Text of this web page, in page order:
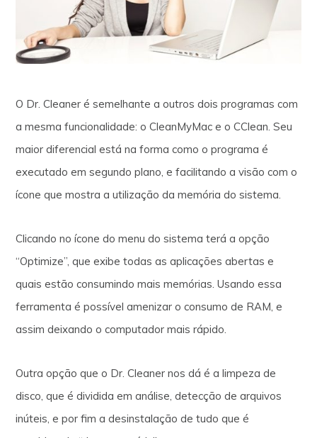
O Dr. Cleaner é semelhante a outros dois programas com
a mesma funcionalidade: o CleanMyMac e o CClean. Seu
maior diferencial está na forma como o programa é
executado em segundo plano, e facilitando a visão com o
ícone que mostra a utilização da memória do sistema.
Clicando no ícone do menu do sistema terá a opção
“Optimize”, que exibe todas as aplicações abertas e
quais estão consumindo mais memórias. Usando essa
ferramenta é possível amenizar o consumo de RAM, e
assim deixando o computador mais rápido.
Outra opção que o Dr. Cleaner nos dá é a limpeza de
disco, que é dividida em análise, detecção de arquivos
inúteis, e por fim a desinstalação de tudo que é